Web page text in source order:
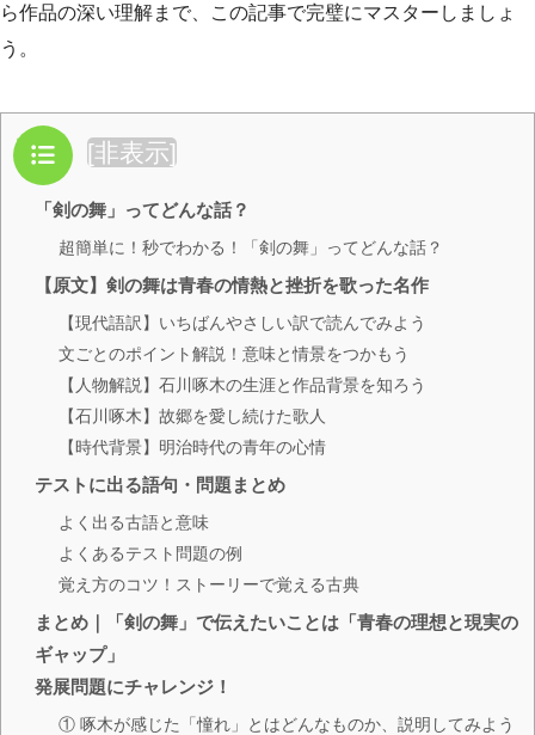
ら作品の深い理解まで、この記事で完璧にマスターしましょ
う。
目次 [非表示]
「剣の舞」ってどんな話？
超簡単に！秒でわかる！「剣の舞」ってどんな話？
【原文】剣の舞は青春の情熱と挫折を歌った名作
【現代語訳】いちばんやさしい訳で読んでみよう
文ごとのポイント解説！意味と情景をつかもう
【人物解説】石川啄木の生涯と作品背景を知ろう
【石川啄木】故郷を愛し続けた歌人
【時代背景】明治時代の青年の心情
テストに出る語句・問題まとめ
よく出る古語と意味
よくあるテスト問題の例
覚え方のコツ！ストーリーで覚える古典
まとめ｜「剣の舞」で伝えたいことは「青春の理想と現実の
ギャップ」
発展問題にチャレンジ！
① 啄木が感じた「憧れ」とはどんなものか、説明してみよう